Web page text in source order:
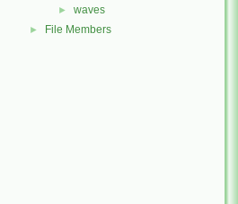
► waves
► File Members